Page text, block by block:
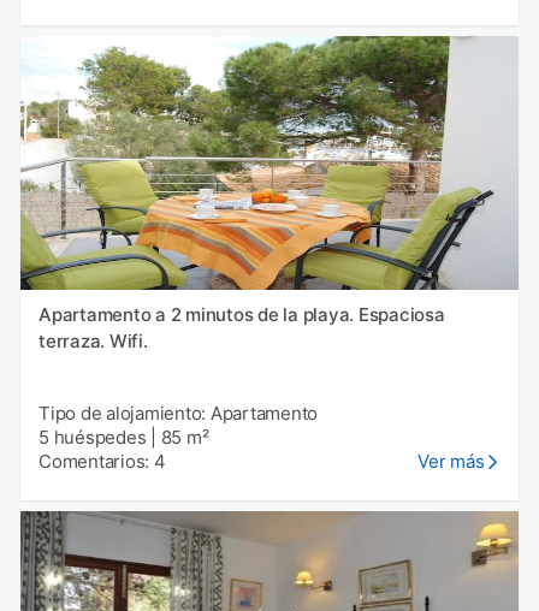
Apartamento a 2 minutos de la playa. Espaciosa
terraza. Wifi.
Tipo de alojamiento: Apartamento
5 huéspedes
85 m²
Comentarios: 4
Ver más